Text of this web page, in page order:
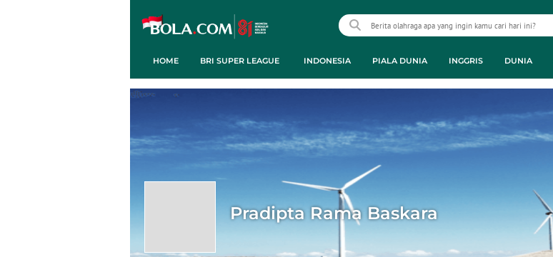
HOME BRI SUPER LEAGUE INDONESIA PIALA DUNIA INGGRIS DUNIA
Pradipta Rama Baskara